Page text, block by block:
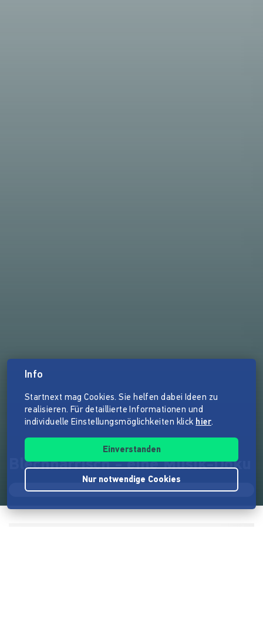
Blechnarrisch - eine Musik-Doku
Info
Startnext mag Cookies. Sie helfen dabei Ideen zu
realisieren. Für detaillierte Informationen und
individuelle Einstellungsmöglichkeiten klick hier.
Einverstanden
Nur notwendige Cookies